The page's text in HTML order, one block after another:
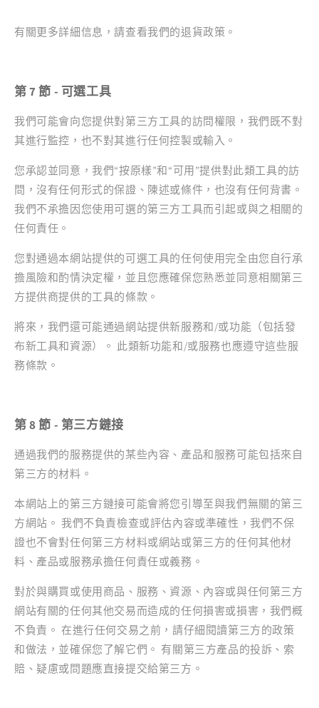
有關更多詳細信息，請查看我們的退貨政策。
第 7 節 - 可選工具
我們可能會向您提供對第三方工具的訪問權限，我們既不對
其進行監控，也不對其進行任何控製或輸入。
您承認並同意，我們“按原樣”和“可用”提供對此類工具的訪
問，沒有任何形式的保證、陳述或條件，也沒有任何背書。
我們不承擔因您使用可選的第三方工具而引起或與之相關的
任何責任。
您對通過本網站提供的可選工具的任何使用完全由您自行承
擔風險和酌情決定權，並且您應確保您熟悉並同意相關第三
方提供商提供的工具的條款。
將來，我們還可能通過網站提供新服務和/或功能（包括發
布新工具和資源）。 此類新功能和/或服務也應遵守這些服
務條款。
第 8 節 - 第三方鏈接
通過我們的服務提供的某些內容、產品和服務可能包括來自
第三方的材料。
本網站上的第三方鏈接可能會將您引導至與我們無關的第三
方網站。 我們不負責檢查或評估內容或準確性，我們不保
證也不會對任何第三方材料或網站或第三方的任何其他材
料、產品或服務承擔任何責任或義務。
對於與購買或使用商品、服務、資源、內容或與任何第三方
網站有關的任何其他交易而造成的任何損害或損害，我們概
不負責。 在進行任何交易之前，請仔細閱讀第三方的政策
和做法，並確保您了解它們。 有關第三方產品的投訴、索
賠、疑慮或問題應直接提交給第三方。